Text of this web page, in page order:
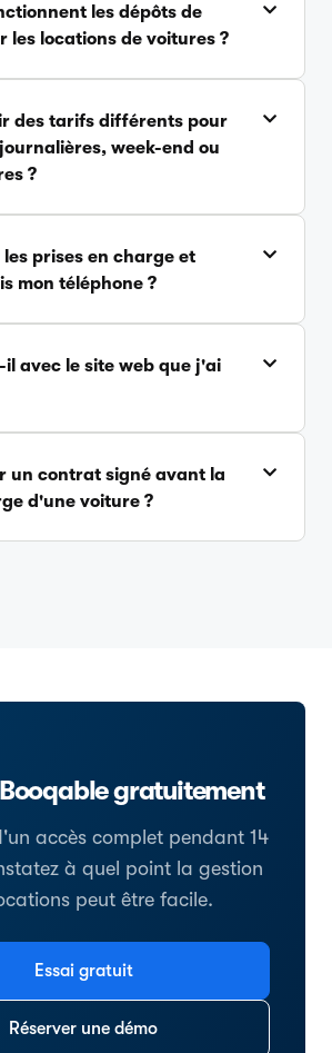
les dépôts de
les locations de voitures ?
des tarifs différents pour
week-end ou
?
prises en charge et
mon téléphone ?
il avec le site web que j'ai
un contrat signé avant la
d'une voiture ?
gratuitement
accès complet pendant 14
à quel point la gestion
peut être facile.
Essai gratuit
Réserver une démo